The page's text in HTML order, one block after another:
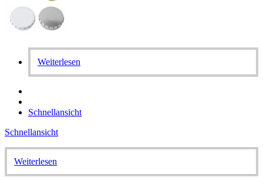
Weiterlesen
Schnellansicht
Schnellansicht
Weiterlesen